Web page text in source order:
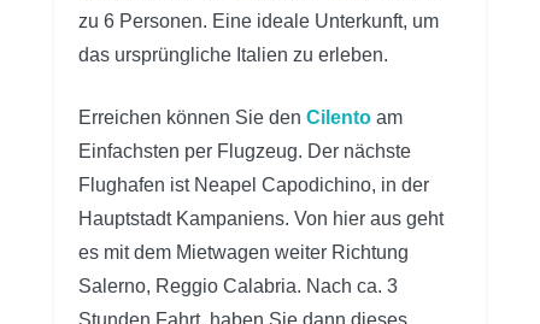
zu 6 Personen. Eine ideale Unterkunft, um
das ursprüngliche Italien zu erleben.
Erreichen können Sie den Cilento am
Einfachsten per Flugzeug. Der nächste
Flughafen ist Neapel Capodichino, in der
Hauptstadt Kampaniens. Von hier aus geht
es mit dem Mietwagen weiter Richtung
Salerno, Reggio Calabria. Nach ca. 3
Stunden Fahrt, haben Sie dann dieses